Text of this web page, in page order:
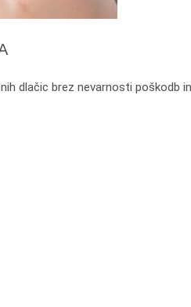
dlačic brez nevarnosti poškodb